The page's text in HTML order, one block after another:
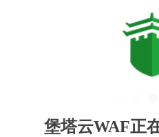
堡塔云WAF正